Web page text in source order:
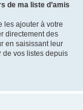
de ma liste d’amis
les ajouter à votre
directement des
en saisissant leur
de vos listes depuis